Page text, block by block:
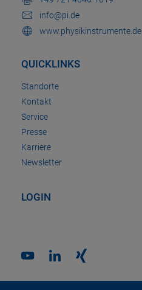
info@pi.de
www.physikinstrumente.de
QUICKLINKS
Standorte
Kontakt
Service
Presse
Karriere
Newsletter
LOGIN